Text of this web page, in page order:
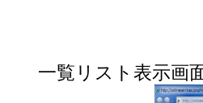
一覧リスト表示画